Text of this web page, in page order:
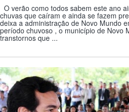
O verão como todos sabem este ano
chuvas que caíram e ainda se fazem
deixa a administração de Novo Mundo
período chuvoso , o município de Novo
transtornos que ...